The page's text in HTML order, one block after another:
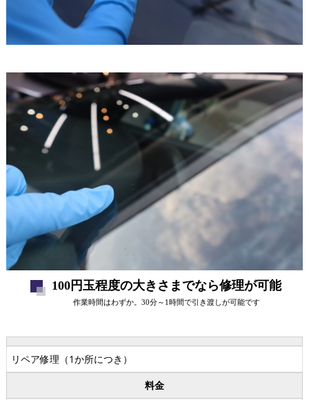
100円玉程度の大きさまでなら修理が可能
作業時間はわずか。30分～1時間で引き渡しが可能です
リペア修理（1か所につき）
料金